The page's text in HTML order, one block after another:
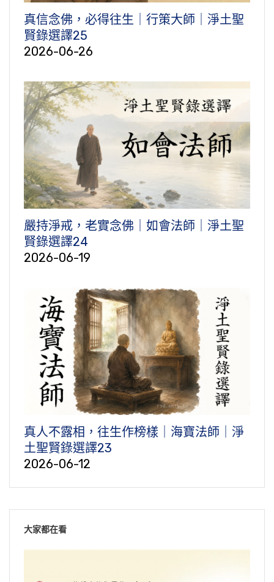
真信念佛，必得往生｜行策大師｜淨土聖
賢錄選譯25
2026-06-26
嚴持淨戒，老實念佛｜如會法師｜淨土聖
賢錄選譯24
2026-06-19
真人不露相，往生作榜樣｜海寶法師｜淨
土聖賢錄選譯23
2026-06-12
大家都在看